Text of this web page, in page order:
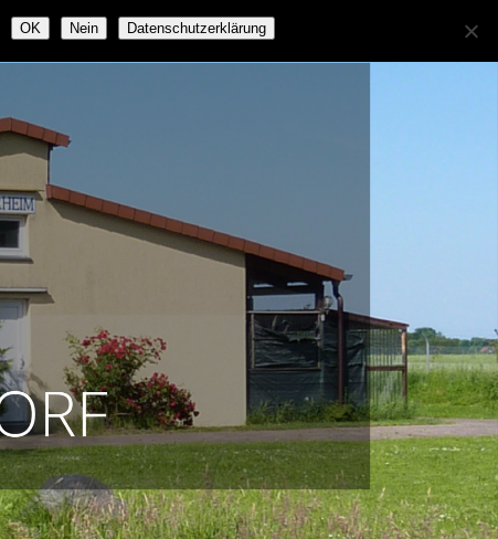
OK Nein Datenschutzerklärung